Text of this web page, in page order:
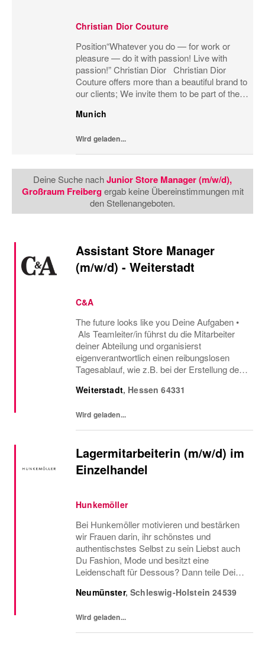
Christian Dior Couture
Position“Whatever you do — for work or
pleasure — do it with passion! Live with
passion!” Christian Dior Christian Dior
Couture offers more than a beautiful brand to
our clients; We invite them to be part of the
to be part of the Dior family. We...
Munich
Wird geladen...
Deine Suche nachJunior Store Manager (m/w/d),
Großraum Freibergergab keine Übereinstimmungen mit
den Stellenangeboten.
Assistant Store Manager
(m/w/d) - Weiterstadt
C&A
The future looks like you Deine Aufgaben •
Als Teamleiter/in führst du die Mitarbeiter
deiner Abteilung und organisierst
eigenverantwortlich einen reibungslosen
Tagesablauf, wie z.B. bei der Erstellung der
Warenmanagement. • Wenn es ums
Weiterstadt, Hessen 64331
Wird geladen...
Lagermitarbeiterin (m/w/d) im
Einzelhandel
Hunkemöller
Bei Hunkemöller motivieren und bestärken
wir Frauen darin, ihr schönstes und
authentischstes Selbst zu sein Liebst auch
Du Fashion, Mode und besitzt eine
Leidenschaft für Dessous? Dann teile Deine
neuer Lagermitarbeiterin in Teilzeit mit 18 –
Neumünster,Schleswig-Holstein 24539
Wird geladen...